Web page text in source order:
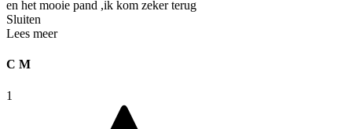
en het mooie pand ,ik kom zeker terug
Sluiten
Lees meer
C M
1